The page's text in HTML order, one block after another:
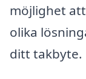
möjlighet
olika
ditt takbyte.